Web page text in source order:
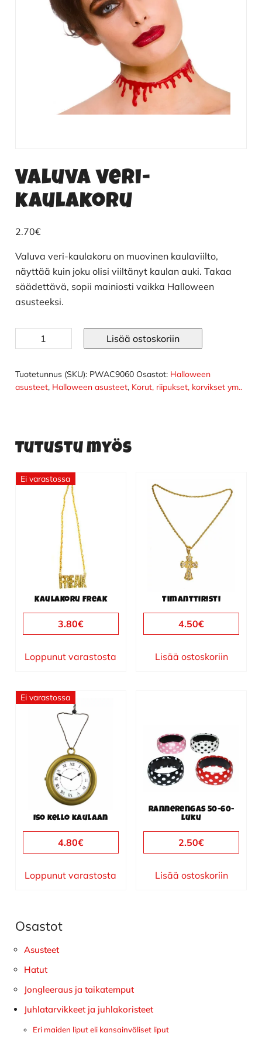
Valuva veri-
kaulakoru
2.70€
Valuva veri-kaulakoru on muovinen kaulaviilto,
näyttää kuin joku olisi viiltänyt kaulan auki. Takaa
säädettävä, sopii mainiosti vaikka Halloween
asusteeksi.
veri-
määrä
Lisää ostoskoriin
Tuotetunnus (SKU): PWAC9060 Osastot: Halloween
asusteet, Halloween asusteet, Korut, riipukset, korvikset ym..
Tutustu myös
Ei varastossa
Kaulakoru Freak
3.80€
Loppunut varastosta
Timanttiristi
4.50€
Lisää ostoskoriin
Ei varastossa
Iso kello kaulaan
4.80€
Loppunut varastosta
Rannerengas 50-60-
luku
2.50€
Lisää ostoskoriin
Ensisijainen
sivupalkki
Osastot
Asusteet
Hatut
Jongleeraus ja taikatemput
Juhlatarvikkeet ja juhlakoristeet
Eri maiden liput eli kansainväliset liput